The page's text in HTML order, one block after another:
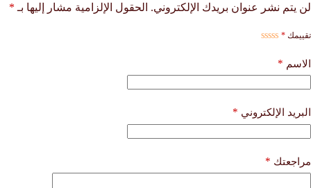
لن يتم نشر عنوان بريدك الإلكتروني. الحقول الإلزامية مشار إليها بـ *
تقييمك *
الاسم *
البريد الإلكتروني *
مراجعتك *